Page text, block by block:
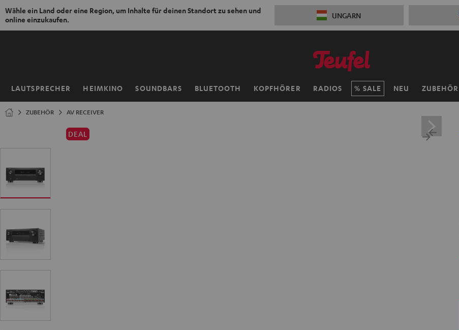
Wähle ein Land oder eine Region, um Inhalte für deinen Standort zu sehen und
online einzukaufen.
UNGARN
ZUM
LAUTSPRECHER HEIMKINO SOUNDBARS BLUETOOTH KOPFHÖRER RADIOS SALE NEU ZUBEHÖR
Startseite
ZUBEHÖR AV RECEIVER
DEAL